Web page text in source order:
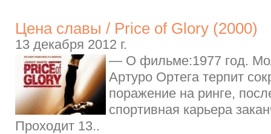
Цена славы / Price of Glory (2000)
13 декабря 2012 г.
— О фильме:1977 год.
Артуро Ортега терпит
поражение на ринге,
спортивная карьера
Проходит 13..